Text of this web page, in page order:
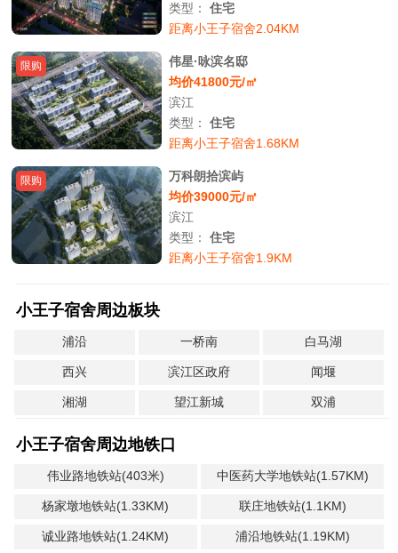
类型：住宅
距离小王子宿舍2.04KM
限购
伟星·咏滨名邸
均价41800元/㎡
滨江
类型：住宅
距离小王子宿舍1.68KM
限购
万科朗拾滨屿
均价39000元/㎡
滨江
类型：住宅
距离小王子宿舍1.9KM
小王子宿舍周边板块
浦沿 一桥南 白马湖
西兴 滨江区政府 闻堰
湘湖 望江新城 双浦
小王子宿舍周边地铁口
伟业路地铁站(403米) 中医药大学地铁站(1.57KM)
杨家墩地铁站(1.33KM) 联庄地铁站(1.1KM)
诚业路地铁站(1.24KM) 浦沿地铁站(1.19KM)